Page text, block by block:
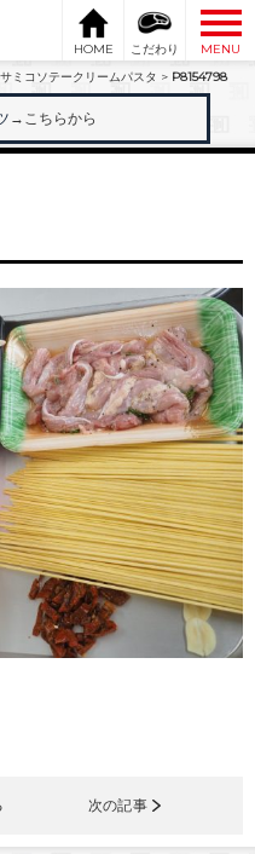
HOME こだわり
MENU
ミコソテークリームパスタ > P8154798
→こちらから
次の記事